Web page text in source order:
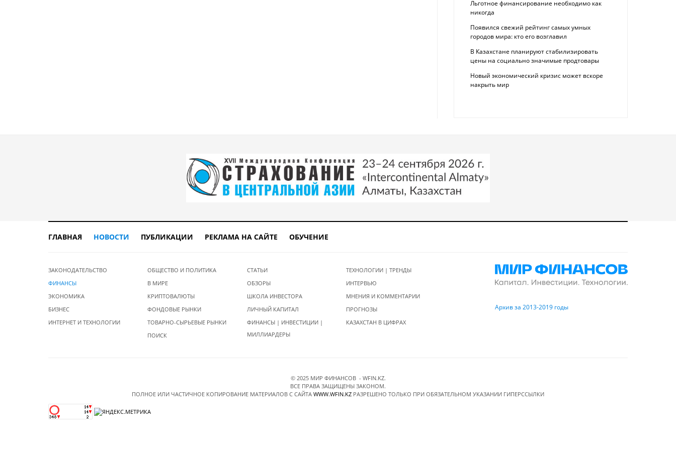
Льготное финансирование необходимо как
никогда
Появился свежий рейтинг самых умных
городов мира: кто его возглавил
В Казахстане планируют стабилизировать
цены на социально значимые продтовары
Новый экономический кризис может вскоре
накрыть мир
ГЛАВНАЯ НОВОСТИ ПУБЛИКАЦИИ РЕКЛАМА НА САЙТЕ ОБУЧЕНИЕ
ЗАКОНОДАТЕЛЬСТВО
ФИНАНСЫ
ЭКОНОМИКА
БИЗНЕС
ИНТЕРНЕТ И ТЕХНОЛОГИИ
ОБЩЕСТВО И ПОЛИТИКА
В МИРЕ
КРИПТОВАЛЮТЫ
ФОНДОВЫЕ РЫНКИ
ТОВАРНО-СЫРЬЕВЫЕ РЫНКИ
ПОИСК
СТАТЬИ
ОБЗОРЫ
ШКОЛА ИНВЕСТОРА
ЛИЧНЫЙ КАПИТАЛ
ФИНАНСЫ | ИНВЕСТИЦИИ |
МИЛЛИАРДЕРЫ
ТЕХНОЛОГИИ | ТРЕНДЫ
ИНТЕРВЬЮ
МНЕНИЯ И КОММЕНТАРИИ
ПРОГНОЗЫ
КАЗАХСТАН В ЦИФРАХ
Архив за 2013-2019 годы
© 2025 МИР ФИНАНСОВ - WFIN.KZ.
ВСЕ ПРАВА ЗАЩИЩЕНЫ ЗАКОНОМ.
ПОЛНОЕ ИЛИ ЧАСТИЧНОЕ КОПИРОВАНИЕ МАТЕРИАЛОВ C САЙТА WWW.WFIN.KZ РАЗРЕШЕНО ТОЛЬКО ПРИ ОБЯЗАТЕЛЬНОМ УКАЗАНИИ ГИПЕРССЫЛКИ